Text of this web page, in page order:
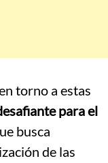
torno a estas
para el
busca
de las